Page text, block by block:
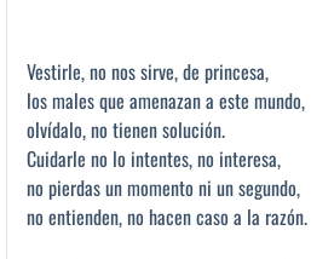
Vestirle, no nos sirve, de princesa,
los males que amenazan a este mundo,
olvídalo, no tienen solución.
Cuidarle no lo intentes, no interesa,
no pierdas un momento ni un segundo,
no entienden, no hacen caso a la razón.